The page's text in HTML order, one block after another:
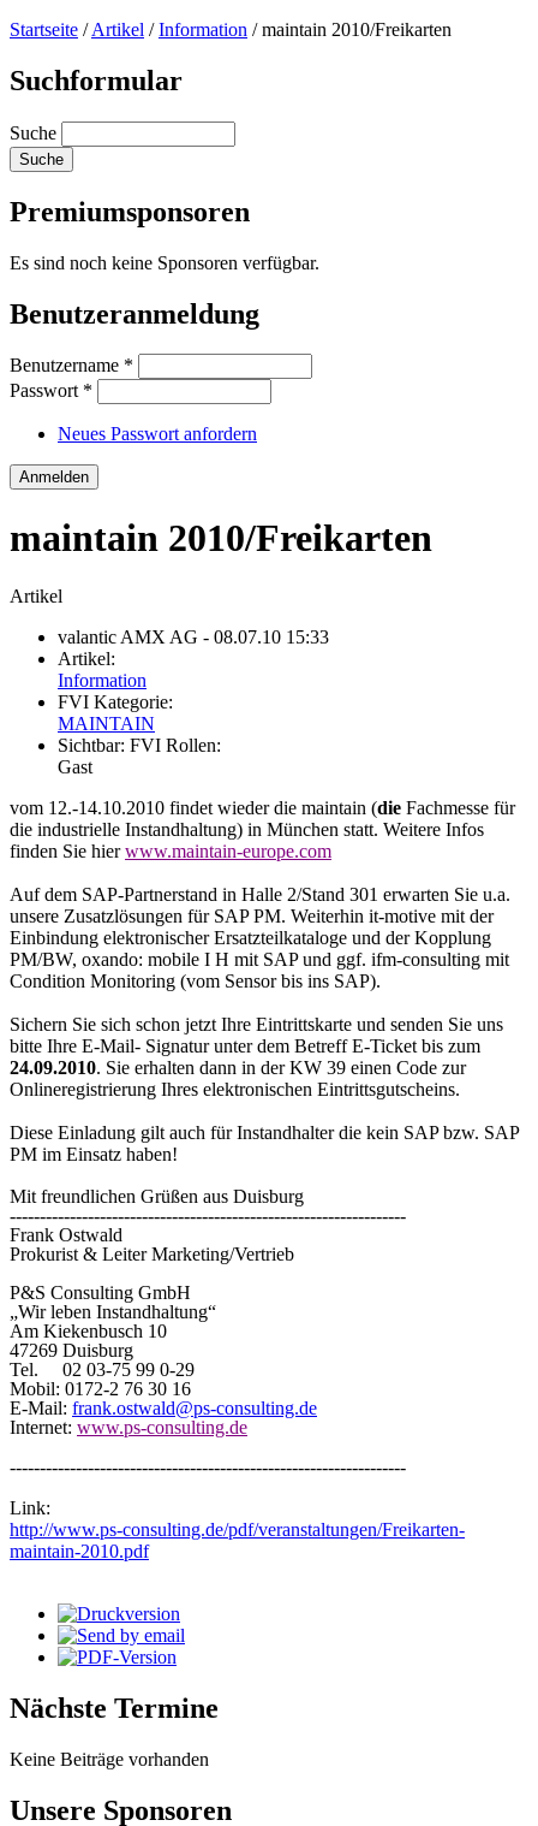
Startseite /Artikel /Information /maintain 2010/Freikarten
Suchformular
Suche
Premiumsponsoren
Es sind noch keine Sponsoren verfügbar.
Benutzeranmeldung
Benutzername *
Passwort *
Neues Passwort anfordern
maintain 2010/Freikarten
Artikel
valantic AMX AG - 08.07.10 15:33
Artikel:
Information
FVI Kategorie:
MAINTAIN
Sichtbar: FVI Rollen:
Gast
vom 12.-14.10.2010 findet wieder die maintain (die Fachmesse für
die industrielle Instandhaltung) in München statt. Weitere Infos
finden Sie hierwww.maintain-europe.com
Auf dem SAP-Partnerstand in Halle 2/Stand 301 erwarten Sie u.a.
unsere Zusatzlösungen für SAP PM. Weiterhin it-motive mit der
Einbindung elektronischer Ersatzteilkataloge und der Kopplung
PM/BW, oxando: mobile I H mit SAP und ggf. ifm-consulting mit
Condition Monitoring (vom Sensor bis ins SAP).
Sichern Sie sich schon jetzt Ihre Eintrittskarte und senden Sie uns
bitte Ihre E-Mail- Signatur unter dem Betreff E-Ticket bis zum
24.09.2010. Sie erhalten dann in der KW 39 einen Code zur
Onlineregistrierung Ihres elektronischen Eintrittsgutscheins.
Diese Einladung gilt auch für Instandhalter die kein SAP bzw. SAP
PM im Einsatz haben!
Mit freundlichen Grüßen aus Duisburg
------------------------------------------------------------------
Frank Ostwald
Prokurist & Leiter Marketing/Vertrieb
P&S Consulting GmbH
„Wir leben Instandhaltung“
Am Kiekenbusch 10
47269 Duisburg
Tel. 02 03-75 99 0-29
Mobil: 0172-2 76 30 16
E-Mail: frank.ostwald@ps-consulting.de
Internet: www.ps-consulting.de
------------------------------------------------------------------
Link:
http://www.ps-consulting.de/pdf/veranstaltungen/Freikarten-
maintain-2010.pdf
Nächste Termine
Keine Beiträge vorhanden
Unsere Sponsoren